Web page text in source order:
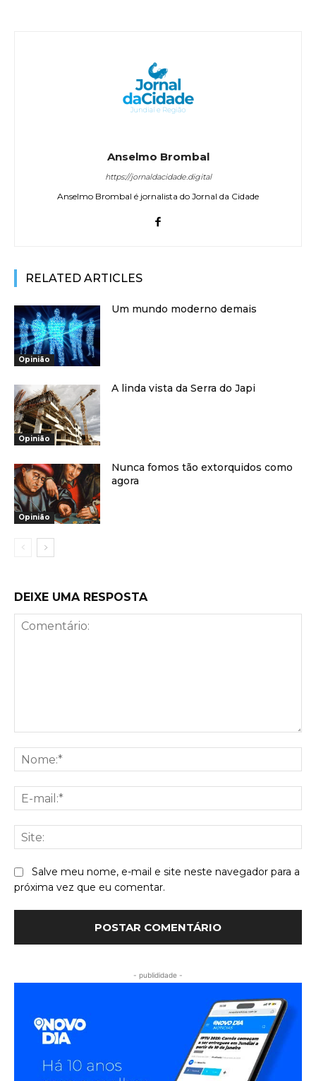
Anselmo Brombal
https://jornaldacidade.digital
Anselmo Brombal é jornalista do Jornal da Cidade
RELATED ARTICLES
Opinião
Um mundo moderno demais
Opinião
A linda vista da Serra do Japi
Opinião
Nunca fomos tão extorquidos como
agora
DEIXE UMA RESPOSTA
Salve meu nome, e-mail e site neste navegador para a
próxima vez que eu comentar.
- publididade -